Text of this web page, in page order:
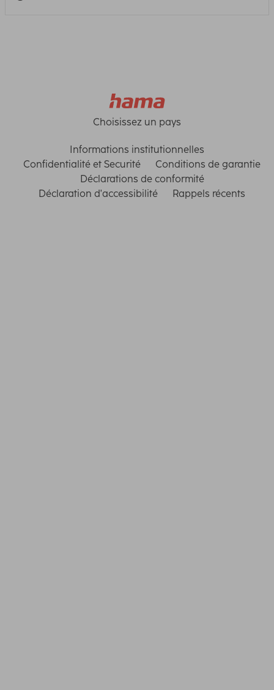
Choisissez un pays
Informations institutionnelles
Confidentialité et Securité
Conditions de garantie
Déclarations de conformité
Déclaration d'accessibilité
Rappels récents